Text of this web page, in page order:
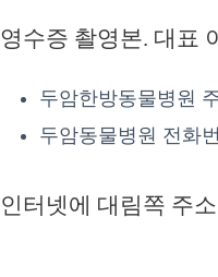
영수증 촬영본. 대표
두암한방동물병원
두암동물병원 전화
인터넷에 대림쪽 주